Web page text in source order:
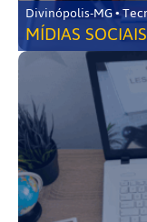
MÍDIAS